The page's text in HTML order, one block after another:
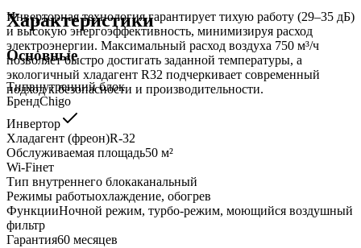
Инверторная технология гарантирует тихую работу (29–35 дБ)
и высокую энергоэффективность, минимизируя расход
электроэнергии. Максимальный расход воздуха 750 м³/ч
позволяет быстро достигать заданной температуры, а
экологичный хладагент R32 подчеркивает современный
подход к безопасности и производительности.
Характеристики
Основные
Типвнутренний блок
БрендChigo
Инвертор
Хладагент (фреон)R-32
Обслуживаемая площадь50 м²
Wi-Fiнет
Тип внутреннего блокаканальный
Режимы работыохлаждение, обогрев
ФункцииНочной режим, турбо-режим, моющийся воздушный
фильтр
Гарантия60 месяцев